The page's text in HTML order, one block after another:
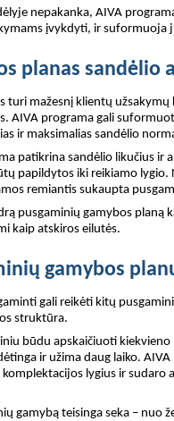
nepakanka, AIVA
įvykdyti, ir suformuoja
planas sandėlio
turi mažesnį klientų
AIVA programa gali
ir maksimalias sandėlio
patikrina sandėlio likučius ir
papildytos iki reikiamo lygio.
remiantis sukaupta
pusgaminių gamybos planą
kaip atskiros eilutės.
gamybos
gali reikėti kitų
struktūra.
būdu apskaičiuoti
ir užima daug laiko.
lygius ir sudaro
gamybą teisinga seka – nuo